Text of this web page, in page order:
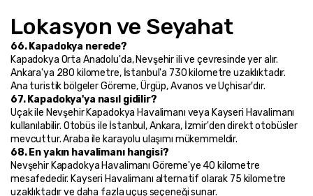
Lokasyon ve Seyahat
66. Kapadokya nerede?
Kapadokya Orta Anadolu'da, Nevşehir ili ve çevresinde yer alır.
Ankara'ya 280 kilometre, İstanbul'a 730 kilometre uzaklıktadır.
Ana turistik bölgeler Göreme, Ürgüp, Avanos ve Uçhisar'dır.
67. Kapadokya'ya nasıl gidilir?
Uçak ile Nevşehir Kapadokya Havalimanı veya Kayseri Havalimanı
kullanılabilir. Otobüs ile İstanbul, Ankara, İzmir'den direkt otobüsler
mevcuttur. Araba ile karayolu ulaşımı mükemmeldir.
68. En yakın havalimanı hangisi?
Nevşehir Kapadokya Havalimanı Göreme'ye 40 kilometre
mesafededir. Kayseri Havalimanı alternatif olarak 75 kilometre
uzaklıktadır ve daha fazla uçuş seçeneği sunar.